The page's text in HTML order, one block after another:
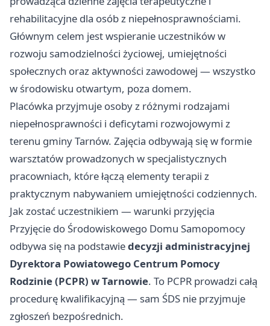
rehabilitacyjne dla osób z niepełnosprawnościami.
Głównym celem jest wspieranie uczestników w
rozwoju samodzielności życiowej, umiejętności
społecznych oraz aktywności zawodowej — wszystko
w środowisku otwartym, poza domem.
Placówka przyjmuje osoby z różnymi rodzajami
niepełnosprawności i deficytami rozwojowymi z
terenu gminy Tarnów. Zajęcia odbywają się w formie
warsztatów prowadzonych w specjalistycznych
pracowniach, które łączą elementy terapii z
praktycznym nabywaniem umiejętności codziennych.
Jak zostać uczestnikiem — warunki przyjęcia
Przyjęcie do Środowiskowego Domu Samopomocy
odbywa się na podstawiedecyzji administracyjnej
Dyrektora Powiatowego Centrum Pomocy
Rodzinie (PCPR) w Tarnowie. To PCPR prowadzi całą
procedurę kwalifikacyjną — sam ŚDS nie przyjmuje
zgłoszeń bezpośrednich.